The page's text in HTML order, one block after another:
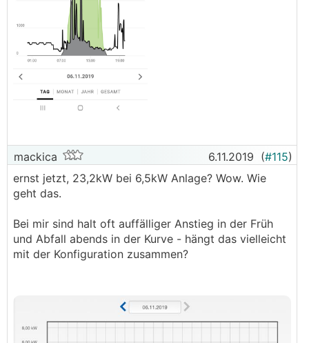
mackica 6.11.2019 (#115)
ernst jetzt, 23,2kW bei 6,5kW Anlage? Wow. Wie
geht das.
Bei mir sind halt oft auffälliger Anstieg in der Früh
und Abfall abends in der Kurve - hängt das vielleicht
mit der Konfiguration zusammen?